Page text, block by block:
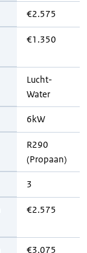
€2.575
€1.350
Lucht-
Water
6kW
R290
(Propaan)
3
€2.575
€3.075